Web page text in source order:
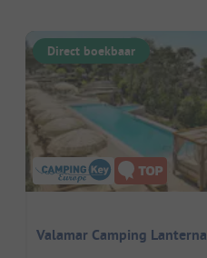
Direct boekbaar
Valamar Camping Lanterna